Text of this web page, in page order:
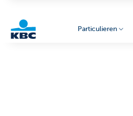
Particulieren